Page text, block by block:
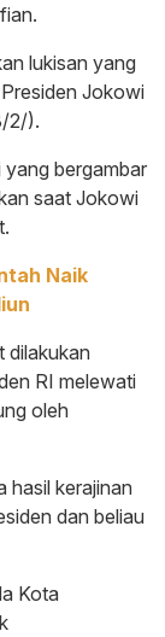
lukisan yang
Jokowi
2/).
yang bergambar
saat Jokowi
Naik
dilakukan
RI melewati
oleh
hasil kerajinan
dan beliau
Kota